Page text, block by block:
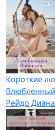
Короткие
Рейдо Диана